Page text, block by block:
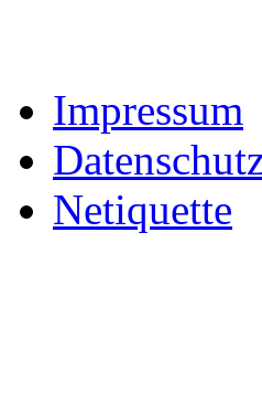
Impressum
Netiquette